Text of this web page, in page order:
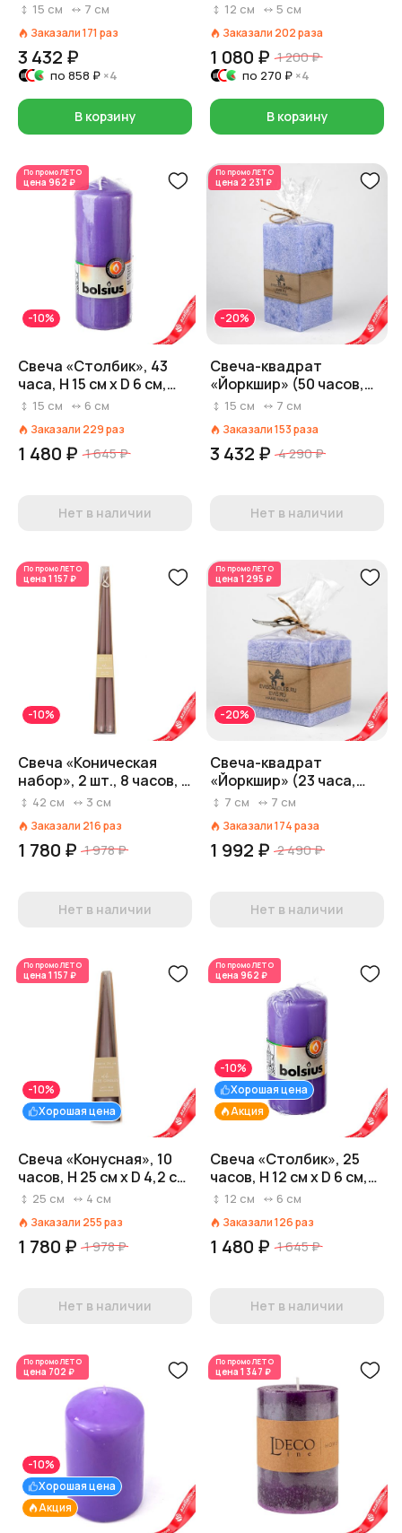
пальмовый воск),
15 см 7 см
Заказали171 раз
3 432 ₽
по 858 ₽ ×4
В корзину
сиреневый
12 см 5 см
Заказали 202раза
1 080 ₽ 1 200 ₽
по 270 ₽ ×4
В корзину
По промоЛЕТО
цена 962 ₽
-10%
Свеча «Столбик», 43
часа, H 15 см x D 6 см,
фиолетовый
15 см 6 см
Заказали 229раз
1 480 ₽ 1 645 ₽
Нет в наличии
По промоЛЕТО
цена 2 231 ₽
-20%
Свеча-квадрат
«Йоркшир» (50 часов,
пальмовый воск),
15 см 7 см
Заказали153раза
3 432 ₽ 4 290 ₽
Нет в наличии
По промоЛЕТО
цена 1 157 ₽
-10%
Свеча «Коническая
набор», 2 шт., 8 часов, H
42 см x D 2,5 см,
42 см 3 см
Заказали 216раз
1 780 ₽ 1 978 ₽
Нет в наличии
По промоЛЕТО
цена 1 295 ₽
-20%
Свеча-квадрат
«Йоркшир» (23 часа,
пальмовый воск),
7 см 7 см
Заказали174раза
1 992 ₽ 2 490 ₽
Нет в наличии
По промоЛЕТО
цена 1 157 ₽
Хорошая цена
-10%
Свеча «Конусная», 10
часов, H 25 см x D 4,2 см,
фиолетовый
25 см 4 см
Заказали 255раз
1 780 ₽ 1 978 ₽
Нет в наличии
По промоЛЕТО
цена 962 ₽
Акция
Хорошая цена
-10%
Свеча «Столбик», 25
часов, H 12 см x D 6 см,
фиолетовый
12 см 6 см
Заказали126раз
1 480 ₽ 1 645 ₽
Нет в наличии
По промоЛЕТО
цена 702 ₽
Акция
Хорошая цена
-10%
По промоЛЕТО
цена 1 347 ₽